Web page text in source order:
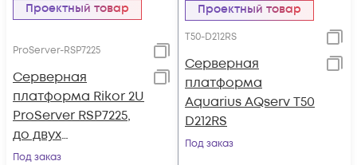
Проектный товар
ProServer-RSP7225
Серверная
платформа Rikor 2U
ProServer RSP7225,
до двух
процессоров Intel
Под заказ
Проектный товар
T50-D212RS
Серверная
платформа
Aquarius AQserv T50
D212RS
Под заказ